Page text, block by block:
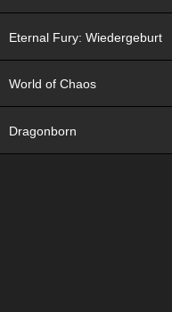
Eternal Fury: Wiedergeburt
World of Chaos
Dragonborn